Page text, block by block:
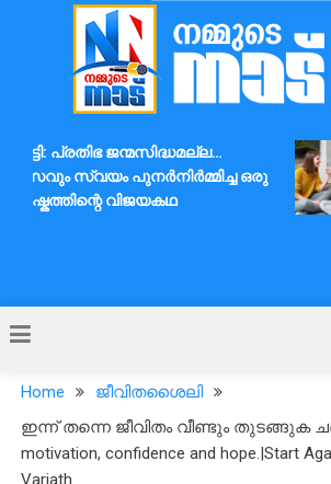
പ്രതിഭ ജന്മസിദ്ധമല്ല…
സ്വയം പുനർനിർമ്മിച്ച ഒരു
വിജയകഥ
Home
ജീവിതശൈലി
ഇന്ന് തന്നെ ജീവിതം വീണ്ടും തുടങ്ങുക
motivation, confidence and hope.|Start
Variath